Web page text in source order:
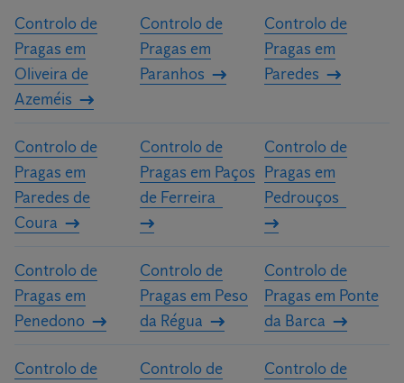
Controlo de
Pragas em
Oliveira de
Azeméis
Controlo de
Pragas em
Paranhos
Controlo de
Pragas em
Paredes
Controlo de
Pragas em
Paredes de
Coura
Controlo de
Pragas em Paços
de Ferreira
Controlo de
Pragas em
Pedrouços
Controlo de
Pragas em
Penedono
Controlo de
Pragas em Peso
da Régua
Controlo de
Pragas em Ponte
da Barca
Controlo de
Controlo de
Controlo de